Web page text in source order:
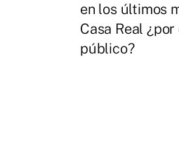
en los últimos
Casa Real
público?